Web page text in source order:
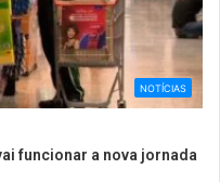
NOTÍCIAS
funcionar a nova jornada